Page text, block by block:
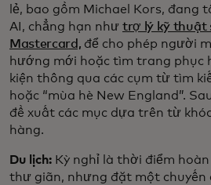
lẻ, bao gồm Michael Kors, đang
AI, chẳng hạn như trợ lý kỹ thuật
Mastercard, để cho phép người
hướng mới hoặc tìm trang phục
kiện thông qua các cụm từ tìm
hoặc “mùa hè New England”.
đề xuất các mục dựa trên từ
hàng.
Du lịch: Kỳ nghỉ là thời điểm
thư giãn, nhưng đặt một chuyến